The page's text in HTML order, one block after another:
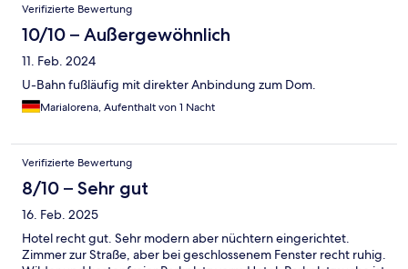
Verifizierte Bewertung
10/10 – Außergewöhnlich
11. Feb. 2024
U-Bahn fußläufig mit direkter Anbindung zum Dom.
Marialorena, Aufenthalt von 1 Nacht
Verifizierte Bewertung
8/10 – Sehr gut
16. Feb. 2025
Hotel recht gut. Sehr modern aber nüchtern eingerichtet.
Zimmer zur Straße, aber bei geschlossenem Fenster recht ruhig.